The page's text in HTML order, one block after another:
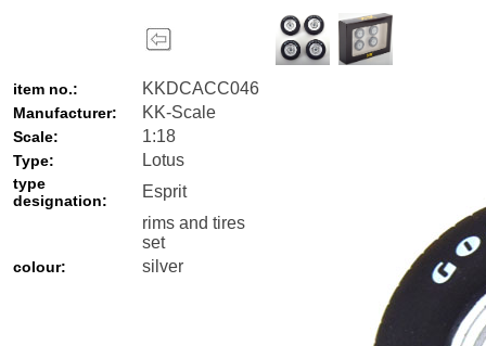
item no.: KKDCACC046
Manufacturer: KK-Scale
Scale: 1:18
Type: Lotus
type
designation:
Esprit
rims and tires
set
colour: silver